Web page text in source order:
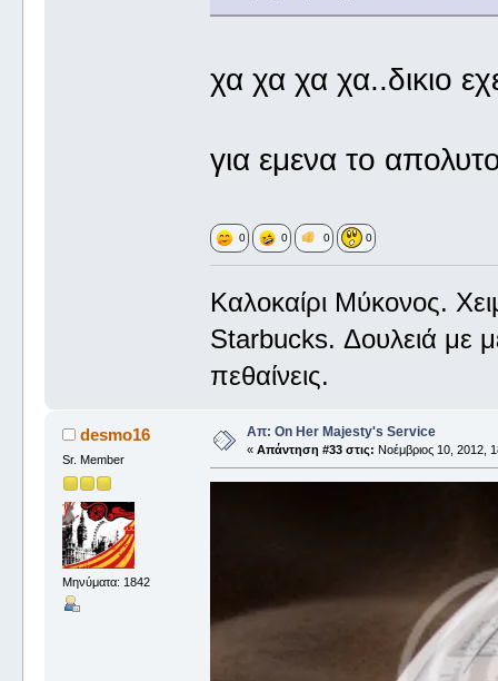
χα χα χα χα..δικιο
για εμενα το
0 0 0 0
Καλοκαίρι Μύκονος.
Starbucks. Δουλειά με
πεθαίνεις.
desmo16
Sr. Member
Μηνύματα: 1842
Απ: On Her Majesty's Service
« Απάντηση #33 στις: Νοέμβριος 10, 2012,